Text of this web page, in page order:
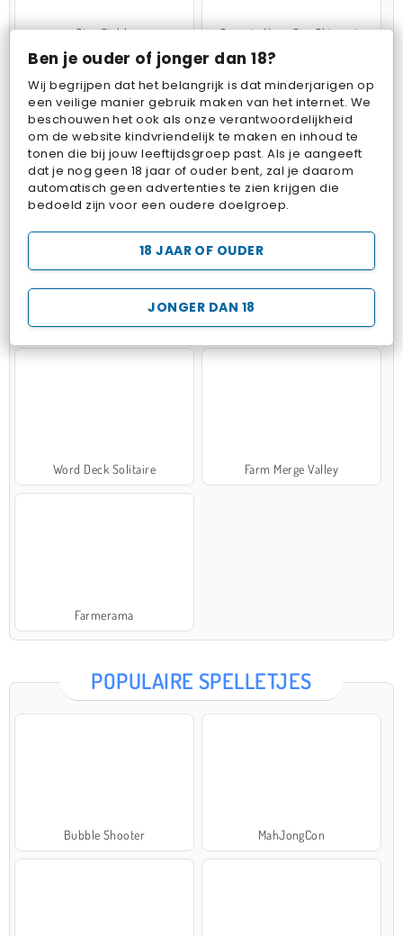
Ben je ouder of jonger dan 18?
Wij begrijpen dat het belangrijk is dat minderjarigen op
een veilige manier gebruik maken van het internet. We
beschouwen het ook als onze verantwoordelijkheid
om de website kindvriendelijk te maken en inhoud te
tonen die bij jouw leeftijdsgroep past. Als je aangeeft
dat je nog geen 18 jaar of ouder bent, zal je daarom
automatisch geen advertenties te zien krijgen die
bedoeld zijn voor een oudere doelgroep.
JONGER DAN 18
18 JAAR OF OUDER
Star Stable Operate Now: Oor Chirurgie
Cake Merge 2 Woolloop! Color Puzzle
Zen Solitaire Marble Sort
Word Deck Solitaire Farm Merge Valley
Farmerama
POPULAIRE SPELLETJES
Bubble Shooter MahJongCon